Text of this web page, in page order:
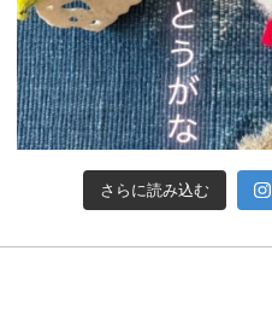
さらに読み込む